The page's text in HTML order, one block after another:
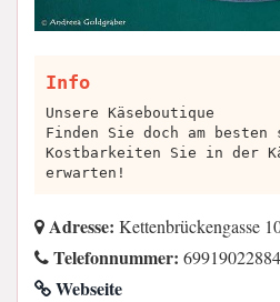
Info
Unsere Käseboutique
Finden Sie doch am
Kostbarkeiten Sie in der
erwarten!
Adresse: Kettenbrückengasse
Telefonnummer: 69919022884
Webseite